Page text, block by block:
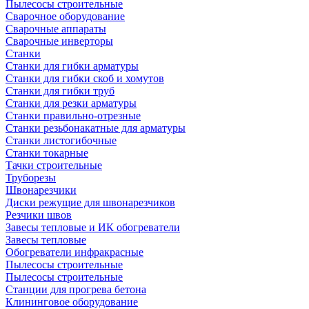
Пылесосы строительные
Сварочное оборудование
Сварочные аппараты
Сварочные инверторы
Станки
Станки для гибки арматуры
Станки для гибки скоб и хомутов
Станки для гибки труб
Станки для резки арматуры
Станки правильно-отрезные
Станки резьбонакатные для арматуры
Станки листогибочные
Станки токарные
Тачки строительные
Труборезы
Швонарезчики
Диски режущие для швонарезчиков
Резчики швов
Завесы тепловые и ИК обогреватели
Завесы тепловые
Обогреватели инфракрасные
Пылесосы строительные
Пылесосы строительные
Станции для прогрева бетона
Клининговое оборудование